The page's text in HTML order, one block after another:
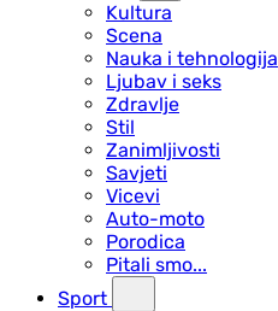
Kultura
Scena
Nauka i tehnologija
Ljubav i seks
Zdravlje
Stil
Zanimljivosti
Savjeti
Vicevi
Auto-moto
Porodica
Pitali smo...
Sport